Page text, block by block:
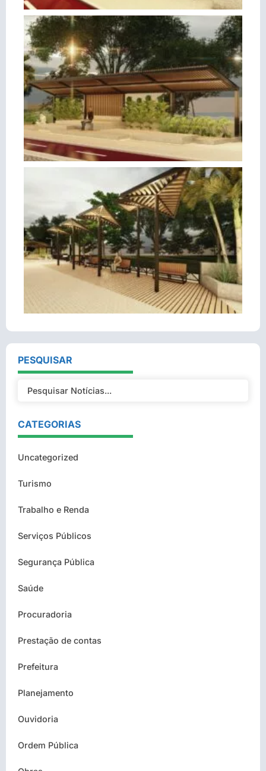
PESQUISAR
CATEGORIAS
Uncategorized
Turismo
Trabalho e Renda
Serviços Públicos
Segurança Pública
Saúde
Procuradoria
Prestação de contas
Prefeitura
Planejamento
Ouvidoria
Ordem Pública